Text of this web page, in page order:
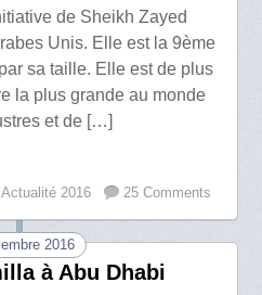
de Sheikh Zayed
Unis. Elle est la 9ème
sa taille. Elle est de plus
la plus grande au monde
et de […]
Actualité 2016 25 Comments
2016
à Abu Dhabi